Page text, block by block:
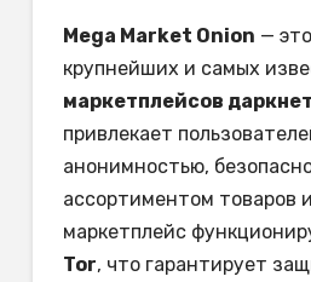
Mega Market Onion —
крупнейших и самых
маркетплейсов
привлекает
анонимностью,
ассортиментом товаров
маркетплейс
Tor, что гарантирует